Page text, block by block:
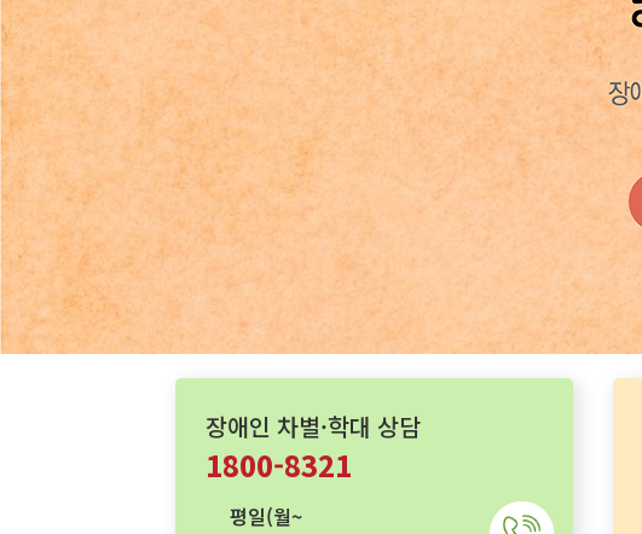
장애인 차별·학대 상담
1800-8321
평일(월~